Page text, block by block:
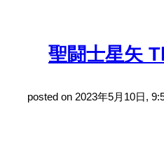
聖闘士星矢
posted on 2023年5月10日,